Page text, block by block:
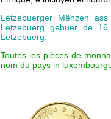
Lëtzebuerger Mënzen
Lëtzebuerg gebuer de
Lëtzebuerg.
Toutes les pièces de
nom du pays in